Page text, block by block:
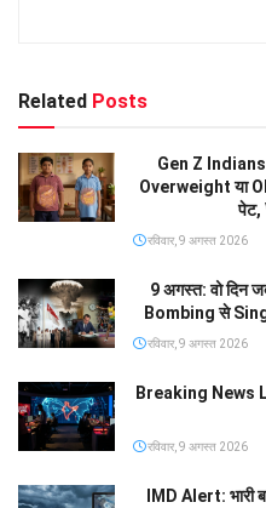
Related Posts
Gen Z
Overweight या
पेट,
रविवार, 9 अगस्त 2026
9 अगस्त: वो दिन
Bombing से
रविवार, 9 अगस्त 2026
Breaking News
रविवार, 9 अगस्त 2026
IMD Alert: भारी